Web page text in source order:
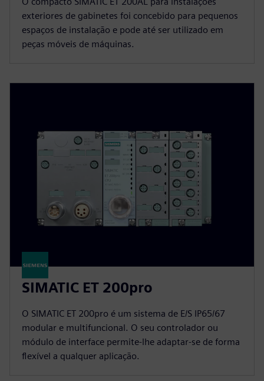
exteriores de gabinetes foi concebido para pequenos
espaços de instalação e pode até ser utilizado em
peças móveis de máquinas.
SIMATIC ET 200pro
O SIMATIC ET 200pro é um sistema de E/S IP65/67
modular e multifuncional. O seu controlador ou
módulo de interface permite-lhe adaptar-se de forma
flexível a qualquer aplicação.